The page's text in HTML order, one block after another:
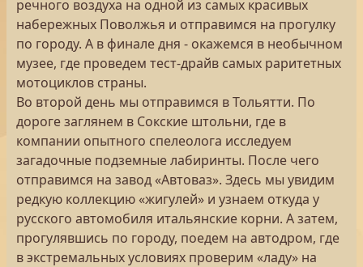
речного воздуха на одной из самых красивых
набережных Поволжья и отправимся на прогулку
по городу. А в финале дня - окажемся в необычном
музее, где проведем тест-драйв самых раритетных
мотоциклов страны.
Во второй день мы отправимся в Тольятти. По
дороге заглянем в Сокские штольни, где в
компании опытного спелеолога исследуем
загадочные подземные лабиринты. После чего
отправимся на завод «Автоваз». Здесь мы увидим
редкую коллекцию «жигулей» и узнаем откуда у
русского автомобиля итальянские корни. А затем,
прогулявшись по городу, поедем на автодром, где
в экстремальных условиях проверим «ладу» на